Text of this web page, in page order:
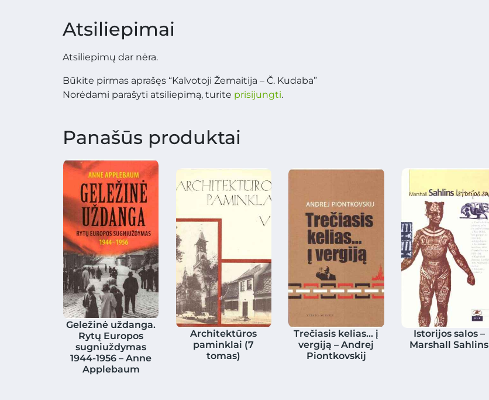
Atsiliepimai
Atsiliepimų dar nėra.
Būkite pirmas aprašęs “Kalvotoji Žemaitija – Č. Kudaba”
Norėdami parašyti atsiliepimą, turite prisijungti.
Panašūs produktai
Geležinė uždanga.
Rytų Europos
sugniuždymas
1944-1956 – Anne
Applebaum
Architektūros
paminklai (7
tomas)
Trečiasis kelias… į
vergiją – Andrej
Piontkovskij
Istorijos salos –
Marshall Sahlins